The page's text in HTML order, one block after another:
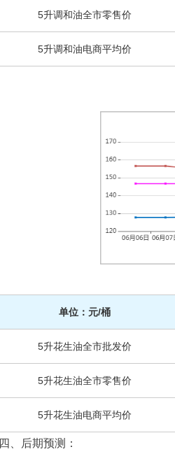
5升调和油全市零售价
5升调和油电商平均价
单位：元/桶
5升花生油全市批发价
5升花生油全市零售价
5升花生油电商平均价
四、后期预测：